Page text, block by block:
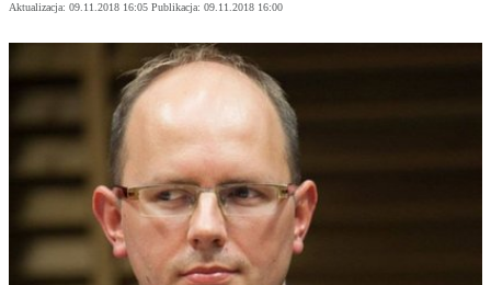
Aktualizacja: 09.11.2018 16:05 Publikacja: 09.11.2018 16:00